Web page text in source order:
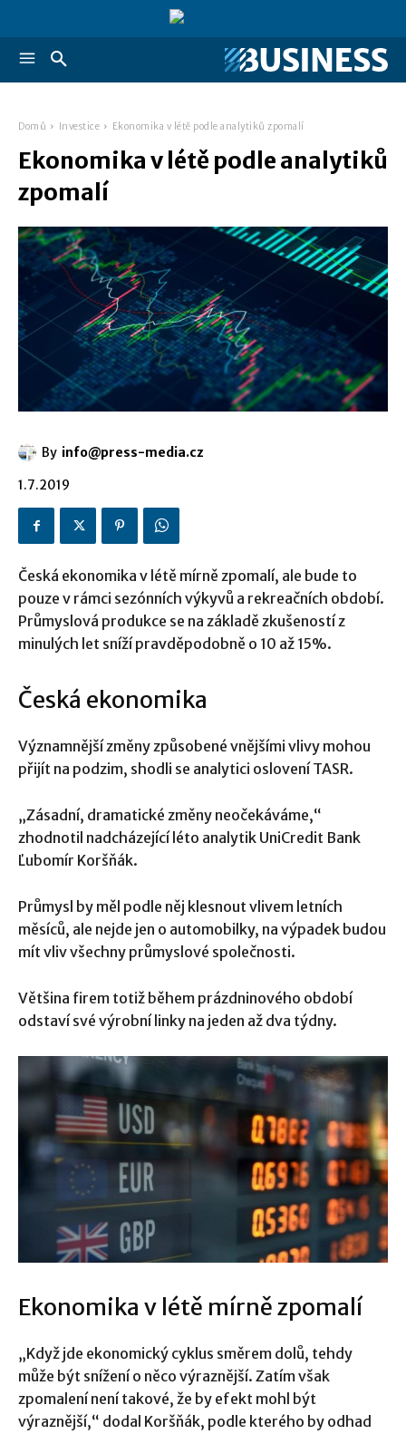
Domů Investice Ekonomika v létě podle analytiků zpomalí
Ekonomika v létě podle analytiků
zpomalí
By info@press-media.cz
1.7.2019
Česká ekonomika v létě mírně zpomalí, ale bude to
pouze v rámci sezónních výkyvů a rekreačních období.
Průmyslová produkce se na základě zkušeností z
minulých let sníží pravděpodobně o 10 až 15%.
Česká ekonomika
Významnější změny způsobené vnějšími vlivy mohou
přijít na podzim, shodli se analytici oslovení TASR.
„Zásadní, dramatické změny neočekáváme,“
zhodnotil nadcházející léto analytik UniCredit Bank
Ľubomír Koršňák.
Průmysl by měl podle něj klesnout vlivem letních
měsíců, ale nejde jen o automobilky, na výpadek budou
mít vliv všechny průmyslové společnosti.
Většina firem totiž během prázdninového období
odstaví své výrobní linky na jeden až dva týdny.
Ekonomika v létě mírně zpomalí
„Když jde ekonomický cyklus směrem dolů, tehdy
může být snížení o něco výraznější. Zatím však
zpomalení není takové, že by efekt mohl být
výraznější,“ dodal Koršňák, podle kterého by odhad